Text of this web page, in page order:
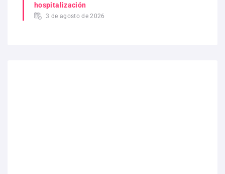
hospitalización
3 de agosto de 2026